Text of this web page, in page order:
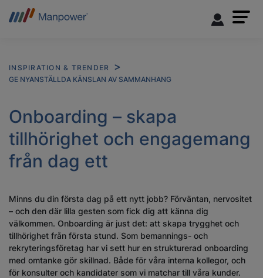
INSPIRATION & TRENDER
GE NYANSTÄLLDA KÄNSLAN AV SAMMANHANG
Onboarding – skapa
tillhörighet och engagemang
från dag ett
Minns du din första dag på ett nytt jobb? Förväntan, nervositet
– och den där lilla gesten som fick dig att känna dig
välkommen. Onboarding är just det: att skapa trygghet och
tillhörighet från första stund. Som bemannings- och
rekryteringsföretag har vi sett hur en strukturerad onboarding
med omtanke gör skillnad. Både för våra interna kollegor, och
för konsulter och kandidater som vi matchar till våra kunder.